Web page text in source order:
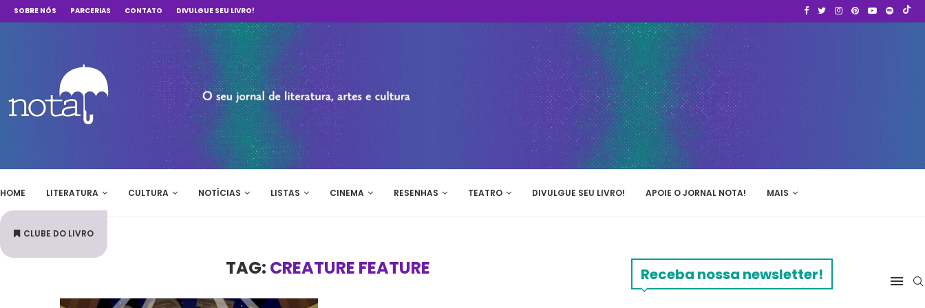
SOBRE NÓS PARCERIAS CONTATO DIVULGUE SEU LIVRO!
HOME LITERATURA CULTURA NOTÍCIAS LISTAS CINEMA RESENHAS TEATRO DIVULGUE SEU LIVRO! APOIE O JORNAL NOTA! MAIS
CLUBE DO LIVRO
TAG: CREATURE FEATURE Receba nossa newsletter!